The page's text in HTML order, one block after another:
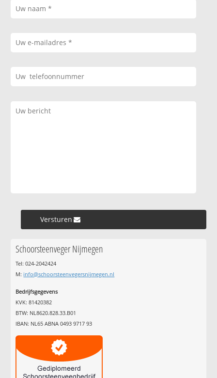
Versturen »
Schoorsteenveger Nijmegen
Tel: 024-2042424
M: info@schoorsteenvegersnijmegen.nl
Bedrijfsgegevens
KVK: 81420382
BTW: NL8620.828.33.B01
IBAN: NL65 ABNA 0493 9717 93